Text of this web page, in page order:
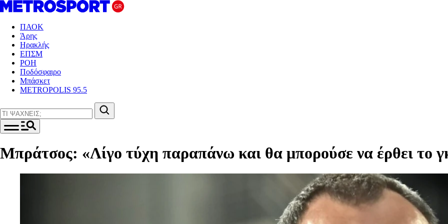
ΠΑΟΚ
Άρης
Ηρακλής
ΕΠΣΜ
ΡΟΗ
Ποδόσφαιρο
Μπάσκετ
METROPOLIS 95.5
Μπράτσος: «Λίγο τύχη παραπάνω και θα μπορούσε να έρθει το